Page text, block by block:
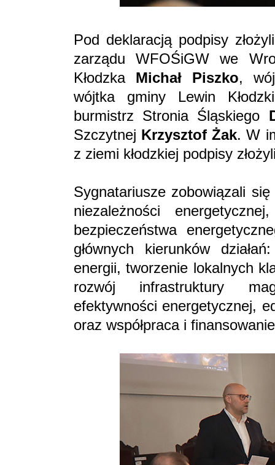
Pod deklaracją podpisy
zarządu WFOŚiGW we
Kłodzka Michał Piszko,
wójtka gminy Lewin Kłodzki
burmistrz Stronia Śląskiego
Szczytnej Krzysztof Żak. W
z ziemi kłodzkiej podpisy
Sygnatariusze zobowiązali
niezależności
bezpieczeństwa
głównych kierunków
energii, tworzenie lokalnych
rozwój infrastruktury
efektywności energetycznej,
oraz współpraca i